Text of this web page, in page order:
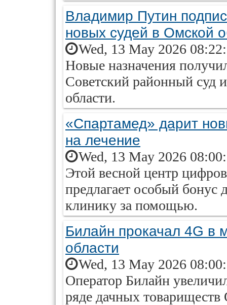
Владимир Путин
новых судей в Омской
Wed, 13 May 2026
Новые назначения
Советский районный суд
области.
«Спартамед» дарит
на лечение
Wed, 13 May 2026
Этой весной центр
предлагает особый бонус
клинику за помощью.
Билайн прокачал 4G в
области
Wed, 13 May 2026
Оператор Билайн
ряде дачных товариществ